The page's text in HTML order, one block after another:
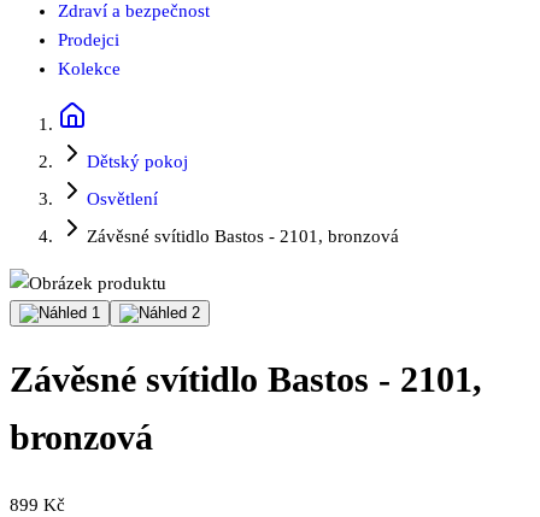
Zdraví a bezpečnost
Prodejci
Kolekce
Dětský pokoj
Osvětlení
Závěsné svítidlo Bastos - 2101, bronzová
Závěsné svítidlo Bastos - 2101,
bronzová
899 Kč